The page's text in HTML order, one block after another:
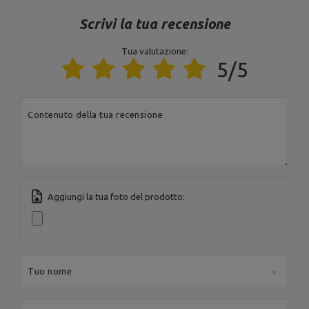
Ente responsabile
Spółka Komandytowa
MARBO Ulikowski
Spółka Komandytowa
Paese:
Indirizzo:
Codice postale:
Scrivi la tua recensione
Tua valutazione:
5/5
Contenuto della tua recensione
Aggiungi la tua foto del prodotto:
Tuo nome